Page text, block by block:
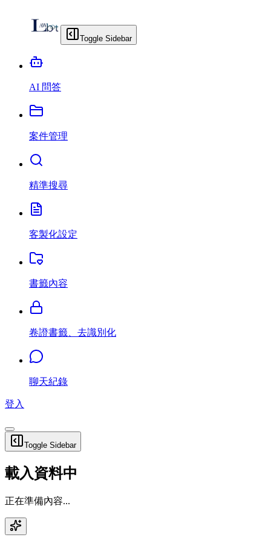
Toggle Sidebar
AI 問答
案件管理
精準搜尋
客製化設定
書籤內容
卷證書籤、去識別化
聊天紀錄
登入
Toggle Sidebar
載入資料中
正在準備內容...